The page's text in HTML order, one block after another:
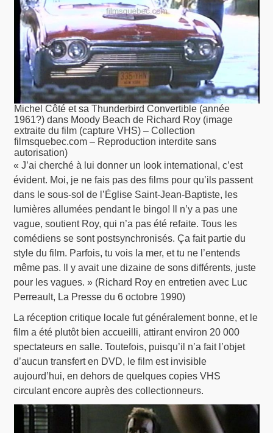
Michel Côté et sa Thunderbird Convertible (année
1961?) dans Moody Beach de Richard Roy (image
extraite du film (capture VHS) – Collection
filmsquebec.com – Reproduction interdite sans
autorisation)
« J’ai cherché à lui donner un look international, c’est
évident. Moi, je ne fais pas des films pour qu’ils passent
dans le sous-sol de l’Église Saint-Jean-Baptiste, les
lumières allumées pendant le bingo! Il n’y a pas une
vague, soutient Roy, qui n’a pas été refaite. Tous les
comédiens se sont postsynchronisés. Ça fait partie du
style du film. Parfois, tu vois la mer, et tu ne l’entends
même pas. Il y avait une dizaine de sons différents, juste
pour les vagues. » (Richard Roy en entretien avec Luc
Perreault, La Presse du 6 octobre 1990)
La réception critique locale fut généralement bonne, et le
film a été plutôt bien accueilli, attirant environ 20 000
spectateurs en salle. Toutefois, puisqu’il n’a fait l’objet
d’aucun transfert en DVD, le film est invisible
aujourd’hui, en dehors de quelques copies VHS
circulant encore auprès des collectionneurs.